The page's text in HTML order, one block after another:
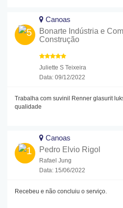
Canoas
Bonarte Indústria e
Construção
Juliette S Teixeira
Data: 09/12/2022
Trabalha com suvinil Renner glasurit
qualidade
Canoas
Pedro Elvio Rigol
Rafael Jung
Data: 15/06/2022
Recebeu e não concluiu o serviço.